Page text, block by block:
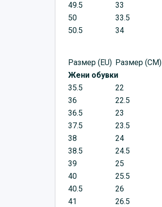
49.5
33
50
33.5
50.5
34
Размер (EU) Размер (CM)
Жени обувки
35.5
22
36
22.5
36.5
23
37.5
23.5
38
24
38.5
24.5
39
25
40
25.5
40.5
26
41
26.5